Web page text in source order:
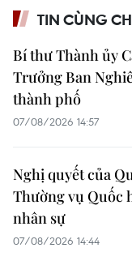
TIN CÙNG
Bí thư Thành ủy
Trưởng Ban
thành phố
07/08/2026 14:57
Nghị quyết của
Thường vụ Quốc
nhân sự
07/08/2026 14:44